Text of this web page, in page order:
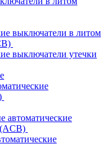
выключатели в литом
выключатели утечки
автоматические